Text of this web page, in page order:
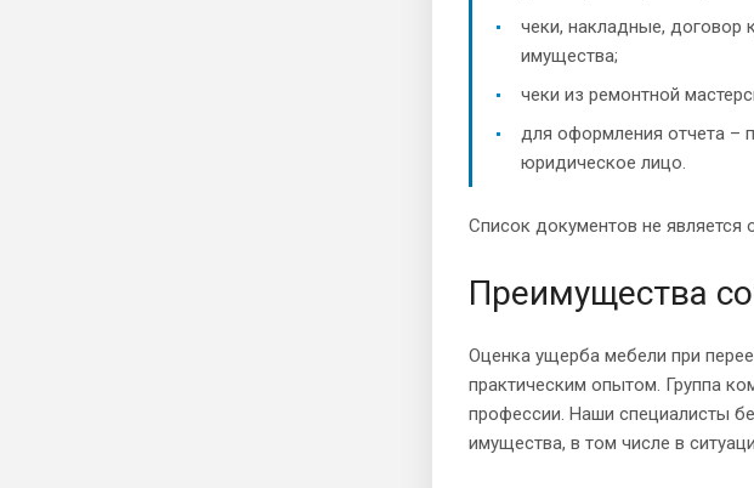
чеки, накладные, договор
имущества;
чеки из ремонтной
для оформления отчета –
юридическое лицо.
Список документов не является
Преимущества
Оценка ущерба мебели при
практическим опытом. Группа
профессии. Наши специалисты
имущества, в том числе в